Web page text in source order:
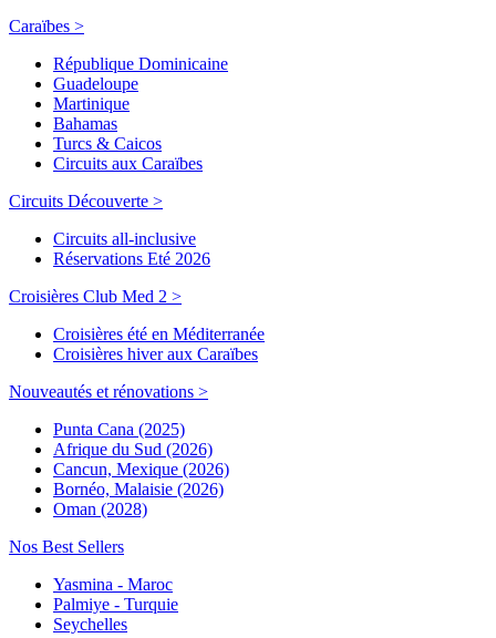
Caraïbes >
République Dominicaine
Guadeloupe
Martinique
Bahamas
Turcs & Caicos
Circuits aux Caraïbes
Circuits Découverte >
Circuits all-inclusive
Réservations Eté 2026
Croisières Club Med 2 >
Croisières été en Méditerranée
Croisières hiver aux Caraïbes
Nouveautés et rénovations >
Punta Cana (2025)
Afrique du Sud (2026)
Cancun, Mexique (2026)
Bornéo, Malaisie (2026)
Oman (2028)
Nos Best Sellers
Yasmina - Maroc
Palmiye - Turquie
Seychelles